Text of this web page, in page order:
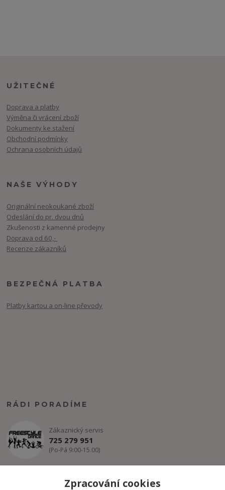
UŽITEČNÉ
Doprava a platby
Výměna či vrácení zboží
Dokumenty ke stažení
Obchodní podmínky
Ochrana osobních údajů
NAŠE VÝHODY
Originální neokoukané zboží
Odeslání do pr. dvou dnů
Zkušenosti z kamenné prodejny
Doprava od 60,-
Recenze zákazníků
BEZPEČNÁ PLATBA
Platby kartou a on-line převody
RÁDI PORADÍME
Zákaznický servis
725 279 951
(Po-Pá 9:00-15.00)
Zpracování cookies